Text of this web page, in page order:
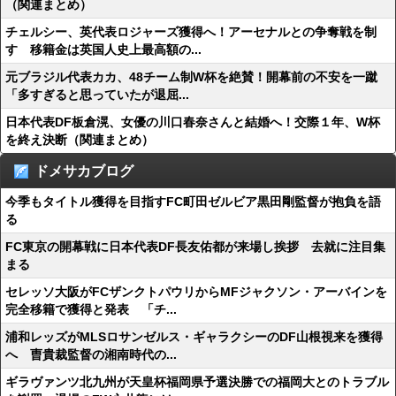
（関連まとめ）
チェルシー、英代表ロジャーズ獲得へ！アーセナルとの争奪戦を制
す 移籍金は英国人史上最高額の...
元ブラジル代表カカ、48チーム制W杯を絶賛！開幕前の不安を一蹴
「多すぎると思っていたが退屈...
日本代表DF板倉滉、女優の川口春奈さんと結婚へ！交際１年、W杯
を終え決断（関連まとめ）
ドメサカブログ
今季もタイトル獲得を目指すFC町田ゼルビア黒田剛監督が抱負を語
る
FC東京の開幕戦に日本代表DF長友佑都が来場し挨拶 去就に注目集
まる
セレッソ大阪がFCザンクトパウリからMFジャクソン・アーバインを
完全移籍で獲得と発表 「チ...
浦和レッズがMLSロサンゼルス・ギャラクシーのDF山根視来を獲得
へ 曺貴裁監督の湘南時代の...
ギラヴァンツ北九州が天皇杯福岡県予選決勝での福岡大とのトラブル